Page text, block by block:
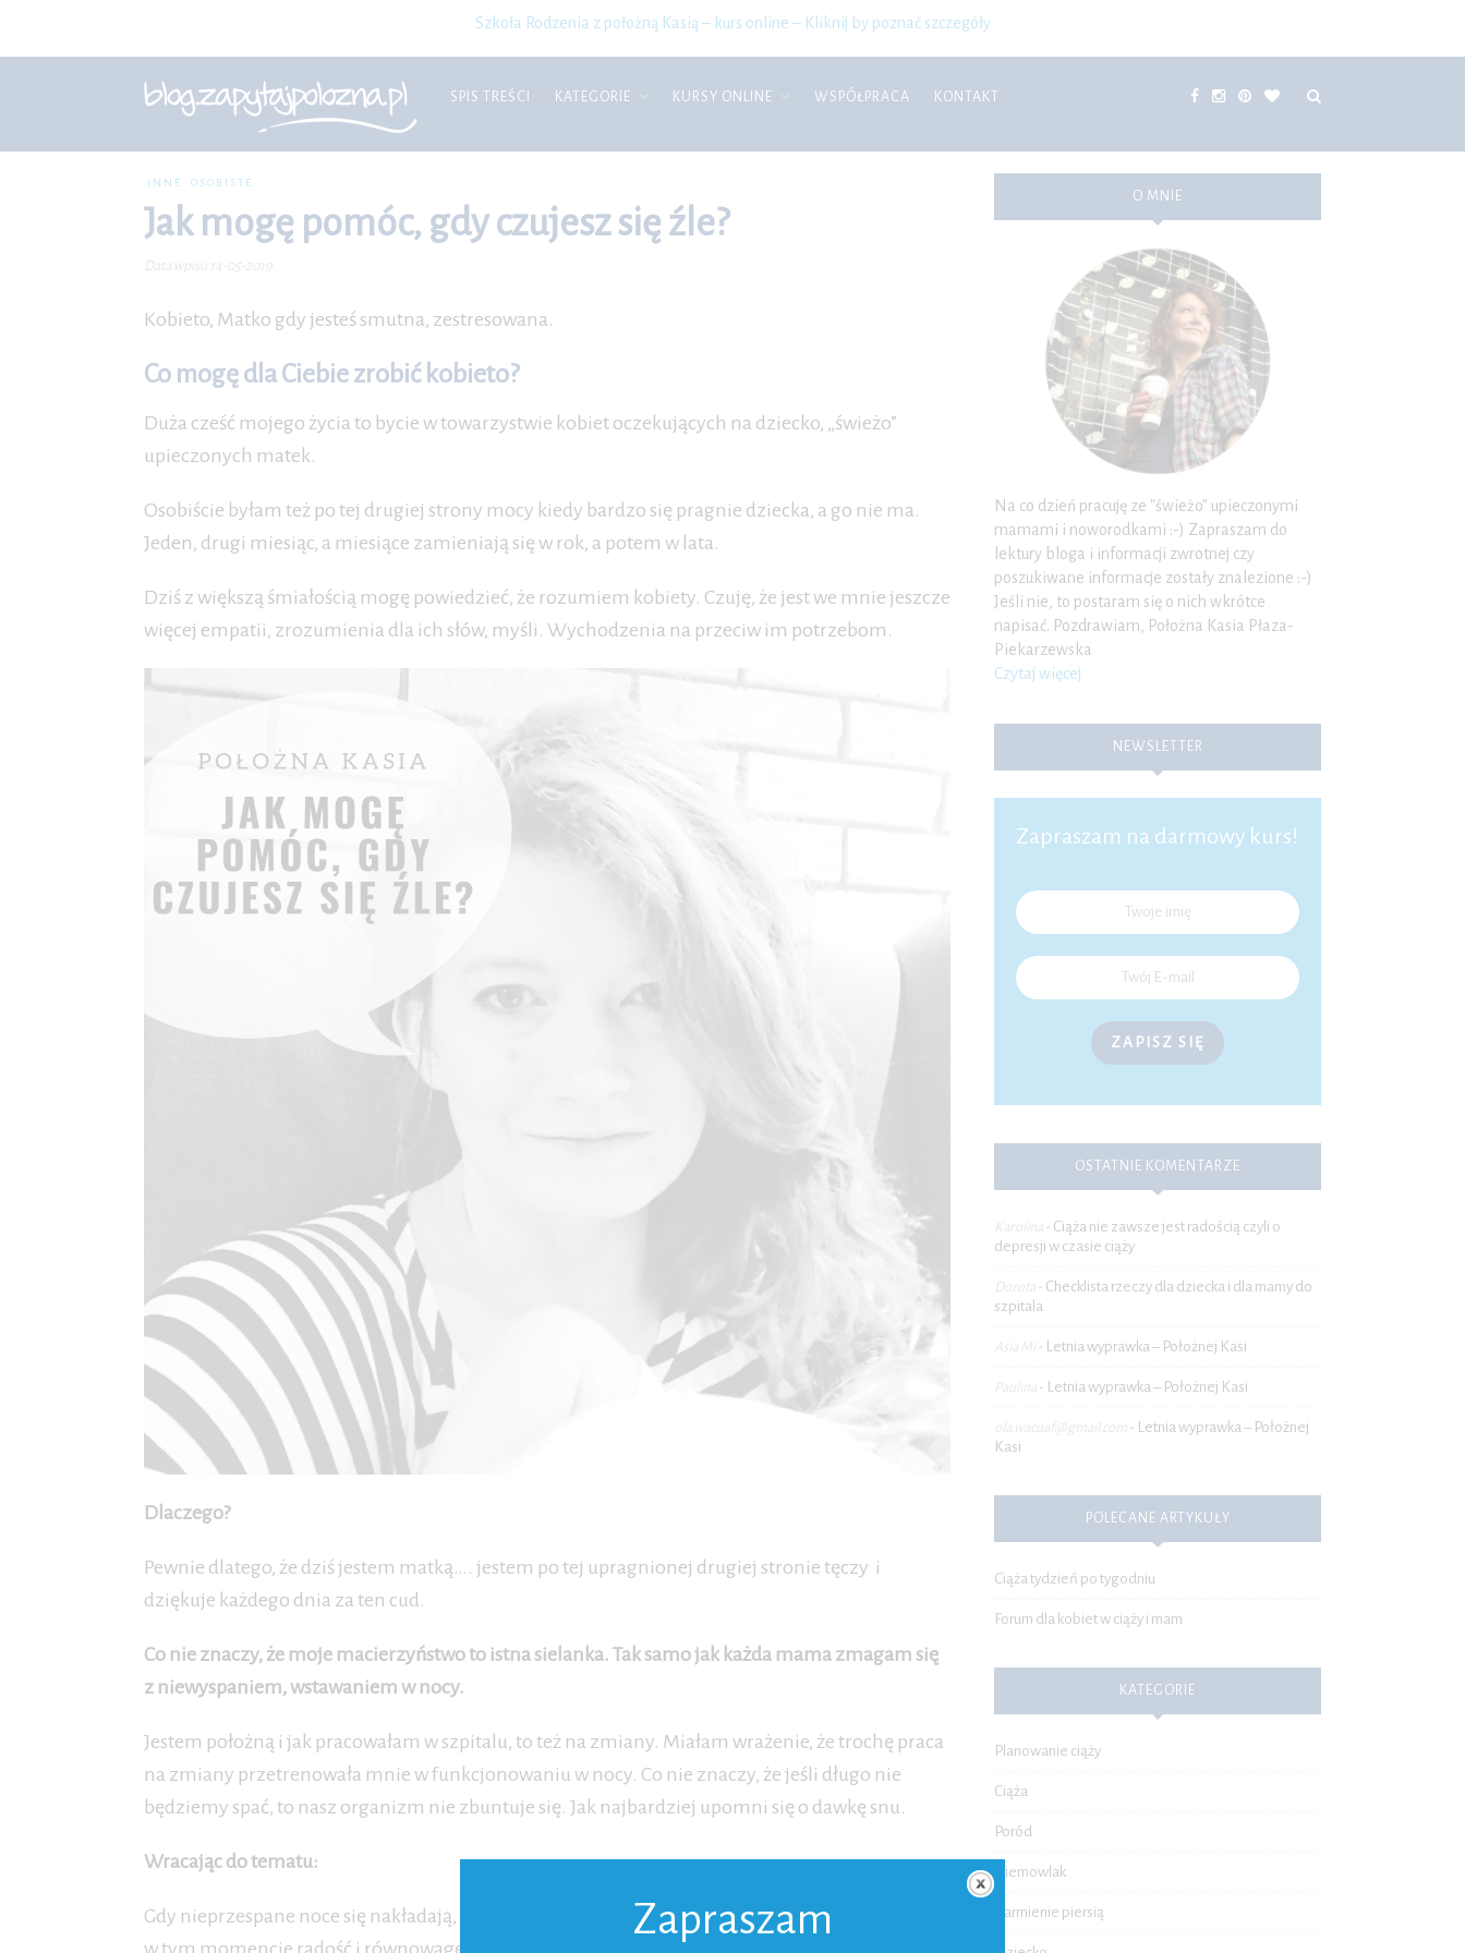
Szkoła Rodzenia z położną Kasią – kurs online – Kliknij by poznać szczegóły
SPIS TREŚCI KATEGORIE KURSY ONLINE WSPÓŁPRACA KONTAKT
INNE OSOBISTE
Jak mogę pomóc, gdy czujesz się źle?
Data wpisu 14-05-2019
Kobieto, Matko gdy jesteś smutna, zestresowana.
Co mogę dla Ciebie zrobić kobieto?
Duża cześć mojego życia to bycie w towarzystwie kobiet oczekujących na dziecko, „świeżo”
upieczonych matek.
Osobiście byłam też po tej drugiej strony mocy kiedy bardzo się pragnie dziecka, a go nie ma.
Jeden, drugi miesiąc, a miesiące zamieniają się w rok, a potem w lata.
Dziś z większą śmiałością mogę powiedzieć, że rozumiem kobiety. Czuję, że jest we mnie jeszcze
więcej empatii, zrozumienia dla ich słów, myśli. Wychodzenia na przeciw im potrzebom.
Dlaczego?
Pewnie dlatego, że dziś jestem matką…. jestem po tej upragnionej drugiej stronie tęczy i
dziękuje każdego dnia za ten cud.
Co nie znaczy, że moje macierzyństwo to istna sielanka. Tak samo jak każda mama zmagam się
z niewyspaniem, wstawaniem w nocy.
Jestem położną i jak pracowałam w szpitalu, to też na zmiany. Miałam wrażenie, że trochę praca
na zmiany przetrenowała mnie w funkcjonowaniu w nocy. Co nie znaczy, że jeśli długo nie
będziemy spać, to nasz organizm nie zbuntuje się. Jak najbardziej upomni się o dawkę snu.
Wracając do tematu:
Gdy nieprzespane noce się nakładają, lodówka jest pusta, a dom nieogarnięty to ciężko odnaleźć
w tym momencie radość i równowagę. Narasta frustracja. W końcu to inni powinni się domyśleć
O MNIE
Na co dzień pracuję ze "świeżo" upieczonymi
mamami i noworodkami :-) Zapraszam do
lektury bloga i informacji zwrotnej czy
poszukiwane informacje zostały znalezione :-)
Jeśli nie, to postaram się o nich wkrótce
napisać. Pozdrawiam, Położna Kasia Płaza-
Piekarzewska
Czytaj więcej
NEWSLETTER
Zapraszam na darmowy kurs!
ZAPISZ SIĘ
OSTATNIE KOMENTARZE
Karolina - Ciąża nie zawsze jest radością czyli o
depresji w czasie ciąży
Dorota - Checklista rzeczy dla dziecka i dla mamy do
szpitala
Asia Mi - Letnia wyprawka – Położnej Kasi
Paulina - Letnia wyprawka – Położnej Kasi
ola.wacuaf@gmail.com - Letnia wyprawka – Położnej
Kasi
POLECANE ARTYKUŁY
Ciąża tydzień po tygodniu
Forum dla kobiet w ciąży i mam
KATEGORIE
Planowanie ciąży
Ciąża
Poród
Niemowlak
Karmienie piersią
Zapraszam